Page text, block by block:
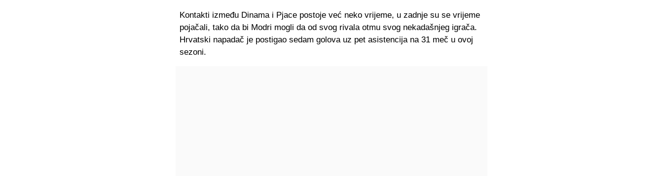
Kontakti između Dinama i Pjace postoje već neko vrijeme, u zadnje su se vrijeme
pojačali, tako da bi Modri mogli da od svog rivala otmu svog nekadašnjeg igrača.
Hrvatski napadač je postigao sedam golova uz pet asistencija na 31 meč u ovoj
sezoni.